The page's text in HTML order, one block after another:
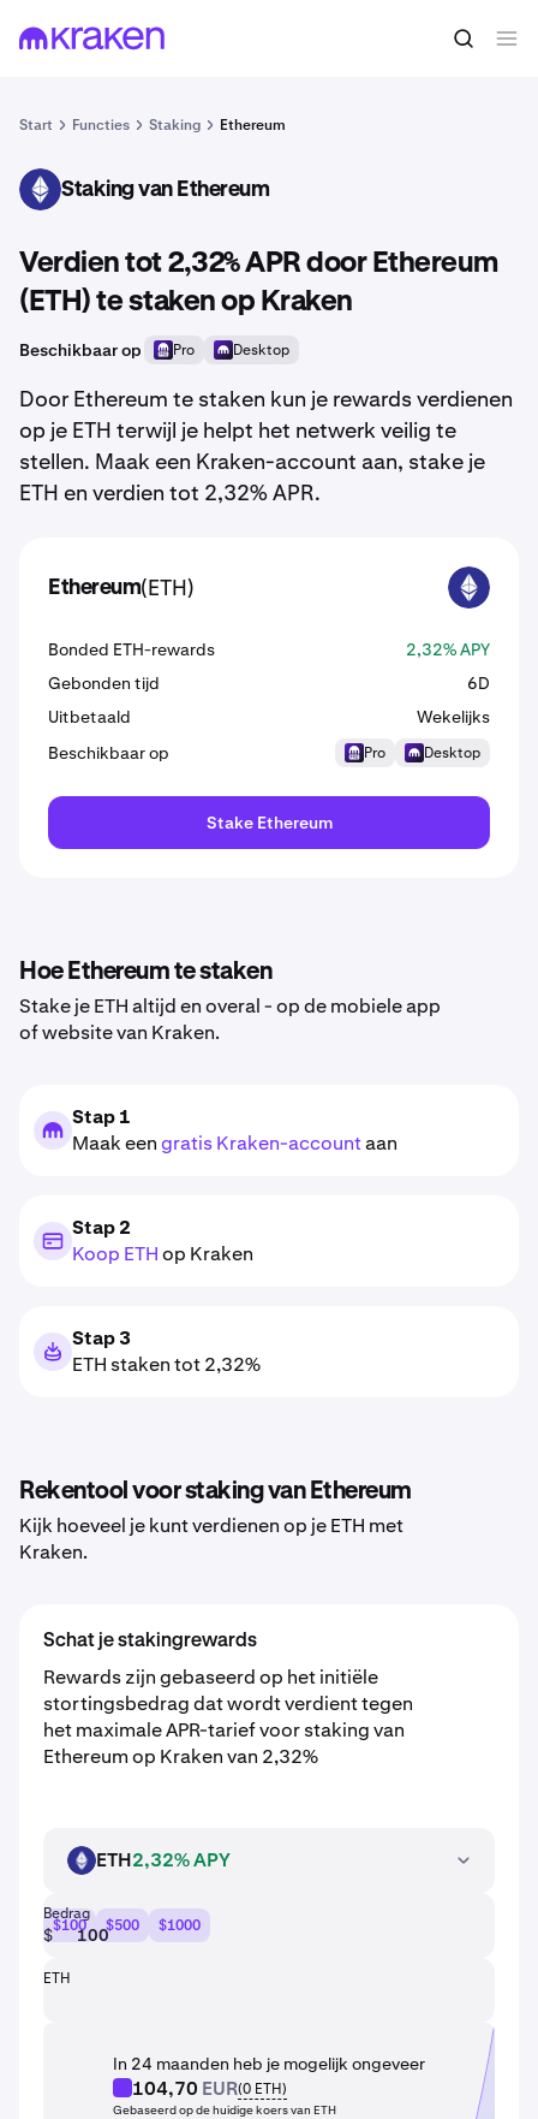
Start Functies Staking Ethereum
ETH Staking van Ethereum
Verdien tot 2,32% APR door Ethereum
(ETH) te staken op Kraken
Beschikbaar op Pro Desktop
Door Ethereum te staken kun je rewards verdienen
op je ETH terwijl je helpt het netwerk veilig te
stellen. Maak een Kraken-account aan, stake je
ETH en verdien tot 2,32% APR.
Ethereum(ETH) ETH
Bonded ETH-rewards
2,32% APY
Gebonden tijd
6D
Uitbetaald
Wekelijks
Beschikbaar op
Pro Desktop
Stake Ethereum
Hoe Ethereum te staken
Stake je ETH altijd en overal - op de mobiele app
of website van Kraken.
Stap 1
Maak eengratis Kraken-accountaan
Stap 2
Koop ETHop Kraken
Stap 3
ETH staken tot 2,32%
Rekentool voor staking van Ethereum
Kijk hoeveel je kunt verdienen op je ETH met
Kraken.
Schat je stakingrewards
Rewards zijn gebaseerd op het initiële
stortingsbedrag dat wordt verdient tegen
het maximale APR-tarief voor staking van
Ethereum op Kraken van 2,32%
ETH ETH2,32% APY
Bedrag
$$100 $500 $1000
ETH
In 24 maanden heb je mogelijk ongeveer
104,70 EUR(0 ETH)
Gebaseerd op de huidige koers van ETH